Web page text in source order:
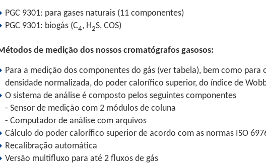
PGC 9301: para gases naturais (11 componentes)
PGC 9301: biogás (C4, H2S, COS)
de medição dos nossos cromatógrafos gasosos:
Para a medição dos componentes do gás (ver tabela), bem como
densidade normalizada, do poder calorífico superior, do índice de
O sistema de análise é composto pelos seguintes componentes
- Sensor de medição com 2 módulos de coluna
- Computador de análise com arquivos
Cálculo do poder calorífico superior de acordo com as normas ISO
Recalibração automática
Versão multifluxo para até 2 fluxos de gás